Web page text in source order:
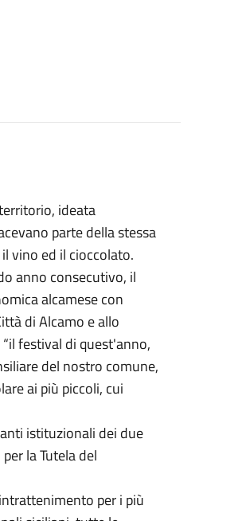
ideata
parte della stessa
vino ed il cioccolato.
anno consecutivo, il
alcamese con
di Alcamo e allo
festival di quest'anno,
del nostro comune,
ai più piccoli, cui
istituzionali dei due
la Tutela del
per i più